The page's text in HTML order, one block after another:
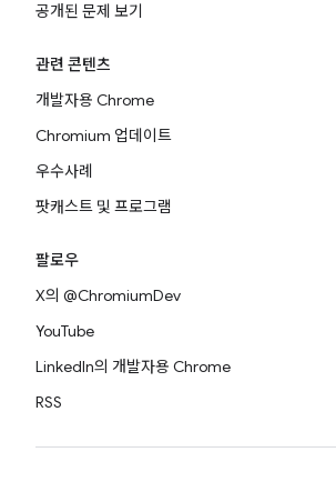
공개된 문제 보기
관련 콘텐츠
개발자용 Chrome
Chromium 업데이트
우수사례
팟캐스트 및 프로그램
팔로우
X의 @ChromiumDev
YouTube
LinkedIn의 개발자용 Chrome
RSS